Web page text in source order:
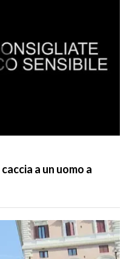
a un uomo a